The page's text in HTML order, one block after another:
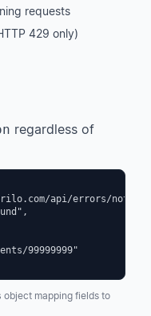
requests
429 only)
regardless of
api/errors/not-
99999999"
object mapping fields to